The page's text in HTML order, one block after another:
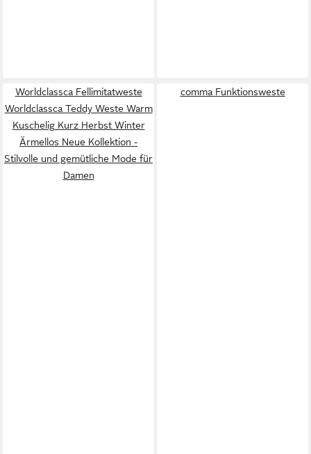
Worldclassca Fellimitatweste
Worldclassca Teddy Weste Warm
Kuschelig Kurz Herbst Winter
Ärmellos Neue Kollektion -
Stilvolle und gemütliche Mode für
Damen
comma Funktionsweste